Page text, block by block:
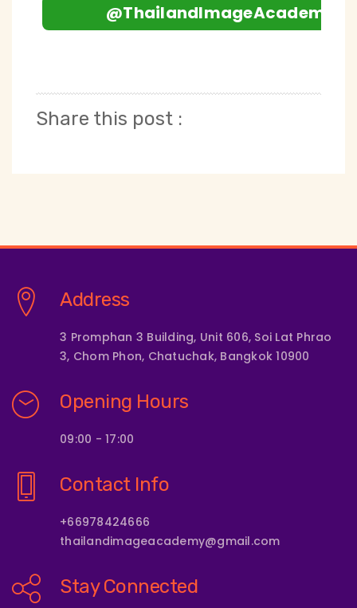
@ThailandImageAcademy
Share this post :
Address
3 Promphan 3 Building, Unit 606, Soi Lat Phrao
3, Chom Phon, Chatuchak, Bangkok 10900
Opening Hours
09:00 - 17:00
Contact Info
+66978424666
thailandimageacademy@gmail.com
Stay Connected